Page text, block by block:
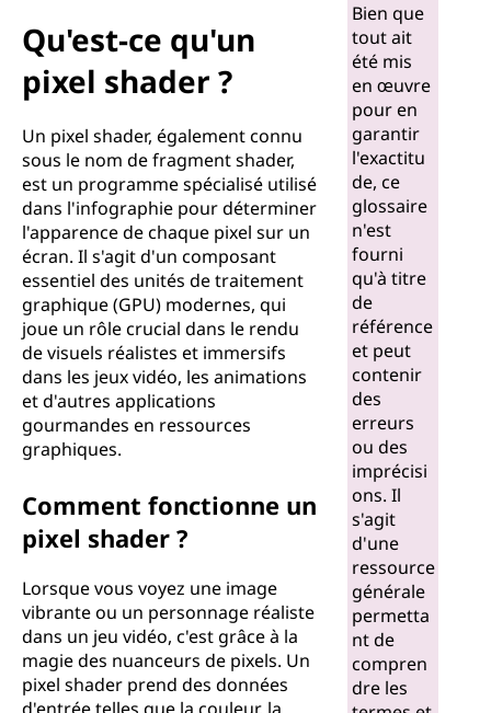
Qu'est-ce qu'un
pixel shader ?
Un pixel shader, également connu
sous le nom de fragment shader,
est un programme spécialisé utilisé
dans l'infographie pour déterminer
l'apparence de chaque pixel sur un
écran. Il s'agit d'un composant
essentiel des unités de traitement
graphique (GPU) modernes, qui
joue un rôle crucial dans le rendu
de visuels réalistes et immersifs
dans les jeux vidéo, les animations
et d'autres applications
gourmandes en ressources
graphiques.
Comment fonctionne un
pixel shader ?
Lorsque vous voyez une image
vibrante ou un personnage réaliste
dans un jeu vidéo, c'est grâce à la
magie des nuanceurs de pixels. Un
pixel shader prend des données
Bien que
tout ait
été mis
en œuvre
pour en
garantir
l'exactitu
de, ce
glossaire
n'est
fourni
qu'à titre
de
référence
et peut
contenir
des
erreurs
ou des
imprécisi
ons. Il
s'agit
d'une
ressource
générale
permetta
nt de
compren
dre les